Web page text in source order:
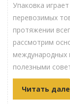
Упаковка
перевозимых
протяжении
рассмотрим
международных
полезными
Читать